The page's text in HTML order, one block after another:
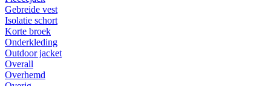
Gebreide vest
Isolatie schort
Korte broek
Onderkleding
Outdoor jacket
Overall
Overhemd